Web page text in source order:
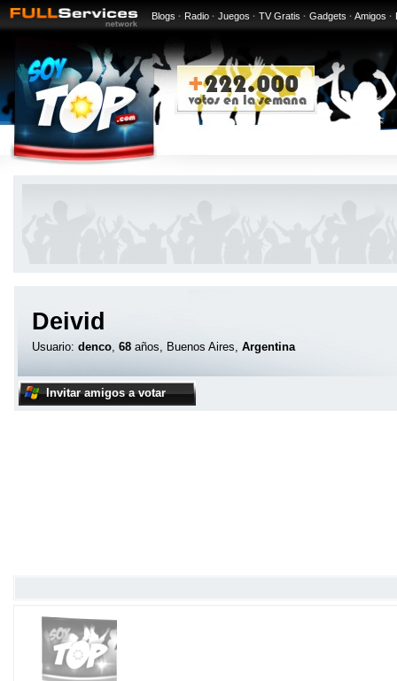
Blogs · Radio · Juegos · TV Gratis · Gadgets · Amigos ·
Deivid
Usuario: denco, 68 años, Buenos Aires, Argentina
Invitar amigos a votar